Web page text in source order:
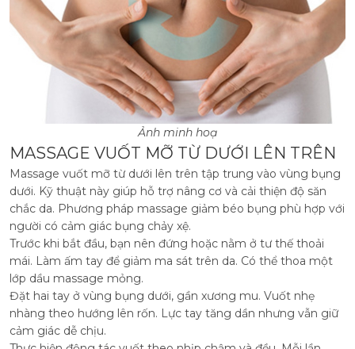
Ảnh minh hoạ
MASSAGE VUỐT MỠ TỪ DƯỚI LÊN TRÊN
Massage vuốt mỡ từ dưới lên trên tập trung vào vùng bụng
dưới. Kỹ thuật này giúp hỗ trợ nâng cơ và cải thiện độ săn
chắc da. Phương pháp massage giảm béo bụng phù hợp với
người có cảm giác bụng chảy xệ.
Trước khi bắt đầu, bạn nên đứng hoặc nằm ở tư thế thoải
mái. Làm ấm tay để giảm ma sát trên da. Có thể thoa một
lớp dầu massage mỏng.
Đặt hai tay ở vùng bụng dưới, gần xương mu. Vuốt nhẹ
nhàng theo hướng lên rốn. Lực tay tăng dần nhưng vẫn giữ
cảm giác dễ chịu.